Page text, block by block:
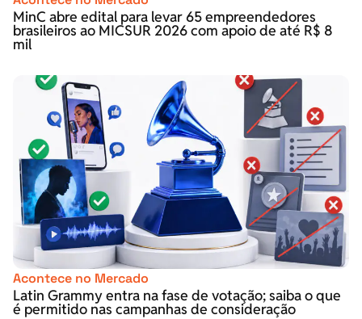
MinC abre edital para levar 65 empreendedores
brasileiros ao MICSUR 2026 com apoio de até R$ 8
mil
Acontece no Mercado
Latin Grammy entra na fase de votação; saiba o que
é permitido nas campanhas de consideração